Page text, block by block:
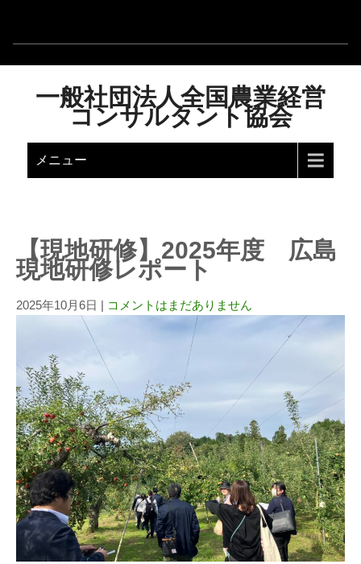
一般社団法人全国農業経営
コンサルタント協会
メニュー
【現地研修】2025年度 広島
現地研修レポート
2025年10月6日 | コメントはまだありません